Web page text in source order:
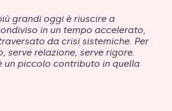
grandi oggi è riuscire a
in un tempo accelerato,
da crisi sistemiche. Per
serve relazione, serve rigore.
un piccolo contributo in quella